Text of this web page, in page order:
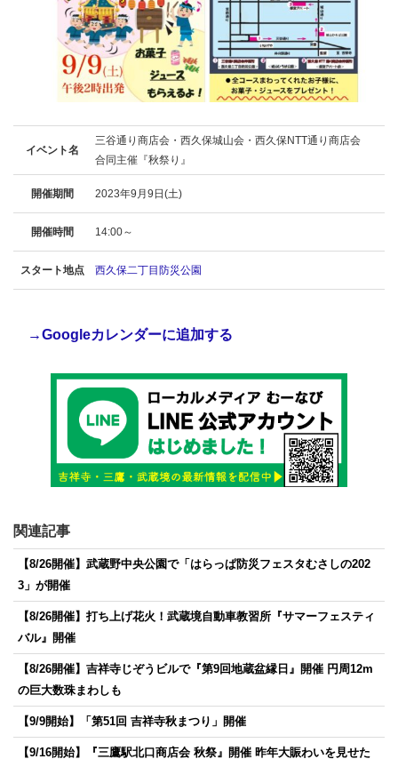
イベント名
三谷通り商店会・西久保城山会・西久保NTT通り商店会
合同主催『秋祭り』
開催期間 2023年9月9日(土)
開催時間 14:00～
スタート地点 西久保二丁目防災公園
→Googleカレンダーに追加する
関連記事
【8/26開催】武蔵野中央公園で「はらっぱ防災フェスタむさしの202
3」が開催
【8/26開催】打ち上げ花火！武蔵境自動車教習所『サマーフェスティ
バル』開催
【8/26開催】吉祥寺じぞうビルで『第9回地蔵盆縁日』開催 円周12m
の巨大数珠まわしも
【9/9開始】「第51回 吉祥寺秋まつり」開催
【9/16開始】『三鷹駅北口商店会 秋祭』開催 昨年大賑わいを見せた